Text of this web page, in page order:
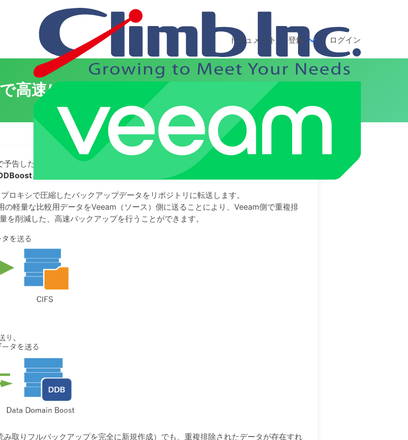
ドキュメント 登録 ログイン
高速にアクティブフルバックアップ
予告した、EMC Data Domain Boostでの高速バックアップをご紹介します。
として表記します。
ロキシで圧縮したバックアップデータをリポジトリに転送します。
軽量な比較用データをVeeam（ソース）側に送ることにより、Veeam側で重複排
を削減した、高速バックアップを行うことができます。
取りフルバックアップを完全に新規作成）でも、重複排除されたデータが存在すれ